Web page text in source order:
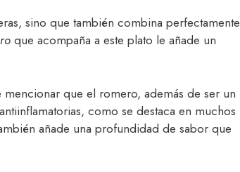
sino que también combina perfectamente
que acompaña a este plato le añade un
que el romero, además de ser un
como se destaca en muchos
añade una profundidad de sabor que